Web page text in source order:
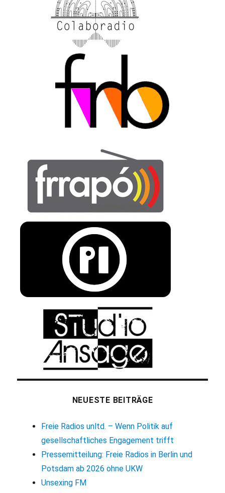
NEUESTE BEITRÄGE
Freie Radios unltd. – Wenn Politik auf
gesellschaftliches Engagement trifft
Pressemitteilung: Freie Radios in Berlin und
Potsdam ab 2026 ohne UKW
Unsexing FM